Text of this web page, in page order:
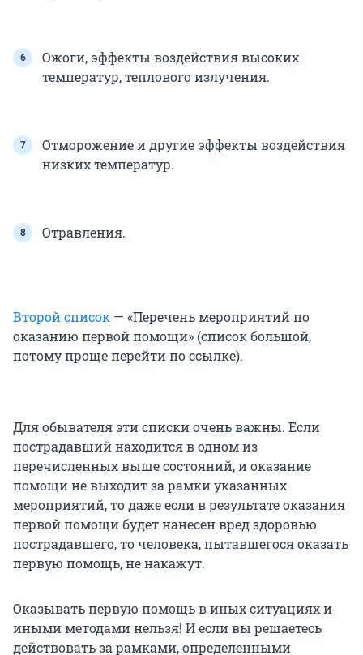
Ожоги, эффекты воздействия высоких
температур, теплового излучения.
Отморожение и другие эффекты воздействия
низких температур.
Отравления.
Второй список — «Перечень мероприятий по
оказанию первой помощи» (список большой,
потому проще перейти по ссылке).
Для обывателя эти списки очень важны. Если
пострадавший находится в одном из
перечисленных выше состояний, и оказание
помощи не выходит за рамки указанных
мероприятий, то даже если в результате оказания
первой помощи будет нанесен вред здоровью
пострадавшего, то человека, пытавшегося оказать
первую помощь, не накажут.
Оказывать первую помощь в иных ситуациях и
иными методами нельзя! И если вы решаетесь
действовать за рамками, определенными